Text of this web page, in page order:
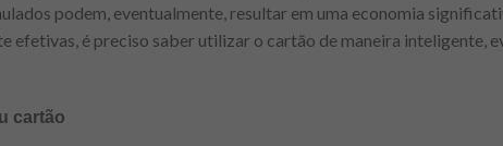
podem, eventualmente, resultar em uma economia
efetivas, é preciso saber utilizar o cartão de maneira inteligente,
cartão